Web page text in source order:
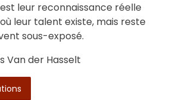
est leur reconnaissance réelle
leur talent existe, mais reste
sous-exposé.
Van der Hasselt